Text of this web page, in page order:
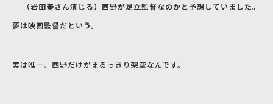
― （岩田奏さん演じる）西野が足立監督なのかと予想していました。
夢は映画監督だという。
実は唯一、西野だけがまるっきり架空なんです。